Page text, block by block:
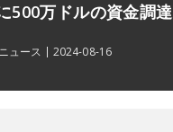
500万ドルの資金調達
ニュース 2024-08-16